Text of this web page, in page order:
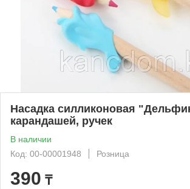
Насадка силликоновая
карандашей, ручек
В наличии
Код: 00-00001948
Розница
390 ₸